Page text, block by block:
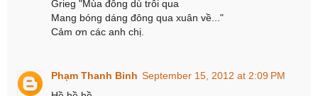
Grieg "Mùa đông dù trôi qua
Mang bóng dáng đông qua xuân về..."
Cảm ơn các anh chị.
Phạm Thanh Binh September 15, 2012 at 2:09 PM